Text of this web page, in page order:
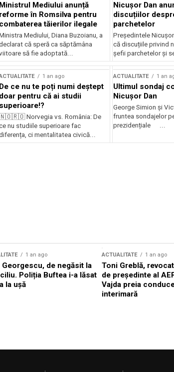
Ministrul Mediului anunță
reforme în Romsilva pentru
combaterea tăierilor ilegale
Mediului, Diana Buzoianu, a
că speră ca săptămâna
să fie adoptată...
Nicușor Dan
discuțiilor
parchetelor
Președintele
că discuțiile privind
șefii parchetelor și
1 an ago
De ce nu te poți numi deștept
doar pentru că ai studii
superioare!?
Norvegia vs. România: De
nu studiile superioare fac
ci mentalitatea civică...
ACTUALITATE 1 an
Ultimul sondaj
Nicușor Dan
George Simion și
fruntea sondajelor
prezidențiale ...
1 an ago
Georgescu, de negăsit la
Poliția Buftea i-a lăsat
la ușă
ACTUALITATE 1 an ago
Toni Greblă,
de președinte al
Vajda preia
interimară